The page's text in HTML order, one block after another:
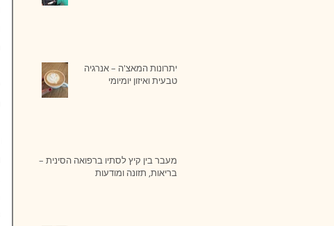
יתרונות המאצ'ה – אנרגיה
טבעית ואיזון יומיומי
מעבר בין קיץ לסתיו ברפואה הסינית –
בריאות, תזונה ומודעות